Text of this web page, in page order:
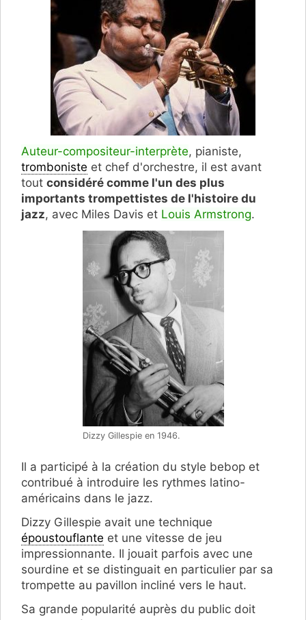
Auteur-compositeur-interprète, pianiste,
tromboniste et chef d'orchestre, il est avant
tout considéré comme l'un des plus
importants trompettistes de l'histoire du
jazz, avec Miles Davis et Louis Armstrong.
Dizzy Gillespie en 1946.
Il a participé à la création du style bebop et
contribué à introduire les rythmes latino-
américains dans le jazz.
Dizzy Gillespie avait une technique
époustouflante et une vitesse de jeu
impressionnante. Il jouait parfois avec une
sourdine et se distinguait en particulier par sa
trompette au pavillon incliné vers le haut.
Sa grande popularité auprès du public doit